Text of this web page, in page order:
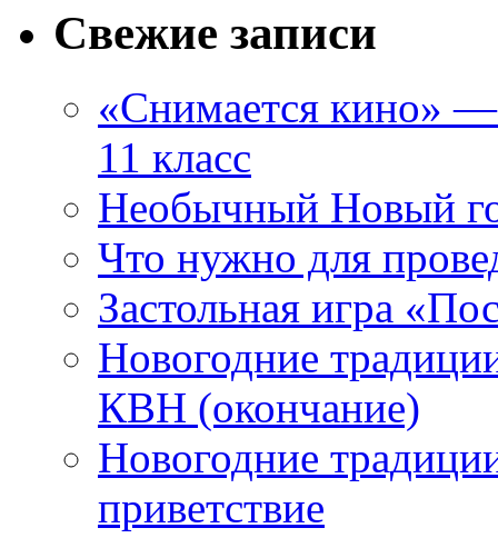
Свежие записи
«Снимается кино» —
11 класс
Необычный Новый
Что нужно для
Застольная игра
Новогодние
КВН (окончание)
Новогодние
приветствие